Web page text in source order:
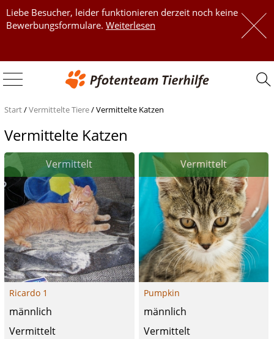
Liebe Besucher, leider funktionieren derzeit noch keine
Bewerbungsformulare. Weiterlesen
Start/Vermittelte Tiere/Vermittelte Katzen
Vermittelte Katzen
Vermittelt
Ricardo 1
männlich
Vermittelt
Vermittelt
Pumpkin
männlich
Vermittelt